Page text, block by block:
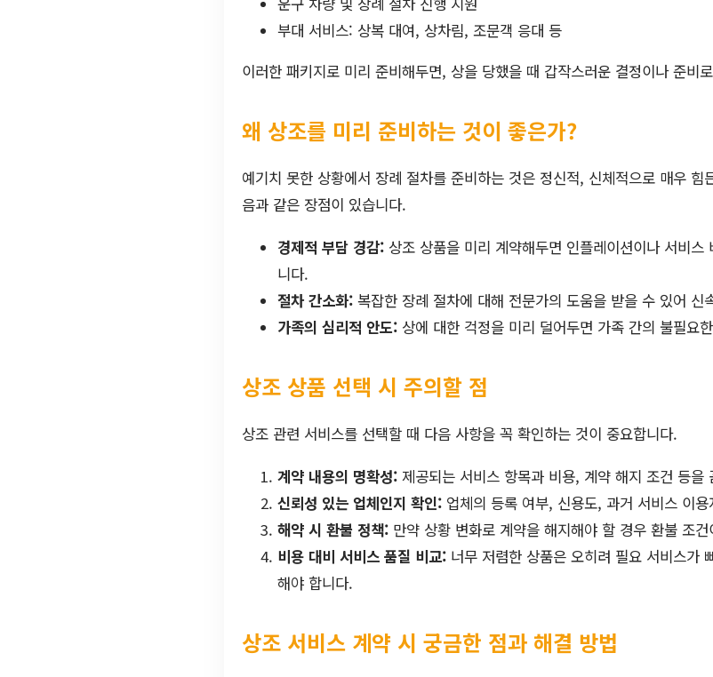
부대 서비스: 상복 대여, 상차림, 조문객 응대 등
이러한 패키지로 미리 준비해두면, 상을 당했을 때 갑작스러운 결정이나 준비
왜 상조를 미리 준비하는 것이 좋은가?
예기치 못한 상황에서 장례 절차를 준비하는 것은 정신적, 신체적으로 매우
음과 같은 장점이 있습니다.
경제적 부담 경감: 상조 상품을 미리 계약해두면 인플레이션이나 서비
니다.
절차 간소화: 복잡한 장례 절차에 대해 전문가의 도움을 받을 수 있어 신
가족의 심리적 안도: 상에 대한 걱정을 미리 덜어두면 가족 간의 불필요
상조 상품 선택 시 주의할 점
상조 관련 서비스를 선택할 때 다음 사항을 꼭 확인하는 것이 중요합니다.
계약 내용의 명확성: 제공되는 서비스 항목과 비용, 계약 해지 조건 등을
신뢰성 있는 업체인지 확인: 업체의 등록 여부, 신용도, 과거 서비스 이
해약 시 환불 정책: 만약 상황 변화로 계약을 해지해야 할 경우 환불 조
비용 대비 서비스 품질 비교: 너무 저렴한 상품은 오히려 필요 서비스가
해야 합니다.
상조 서비스 계약 시 궁금한 점과 해결 방법